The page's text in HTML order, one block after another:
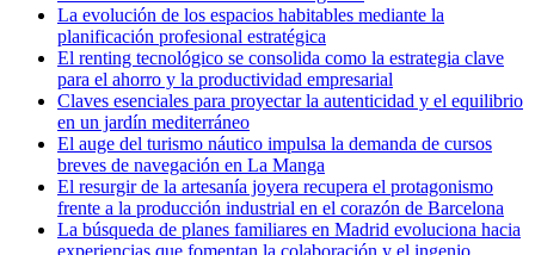
La evolución de los espacios habitables mediante la
planificación profesional estratégica
El renting tecnológico se consolida como la estrategia clave
para el ahorro y la productividad empresarial
Claves esenciales para proyectar la autenticidad y el equilibrio
en un jardín mediterráneo
El auge del turismo náutico impulsa la demanda de cursos
breves de navegación en La Manga
El resurgir de la artesanía joyera recupera el protagonismo
frente a la producción industrial en el corazón de Barcelona
La búsqueda de planes familiares en Madrid evoluciona hacia